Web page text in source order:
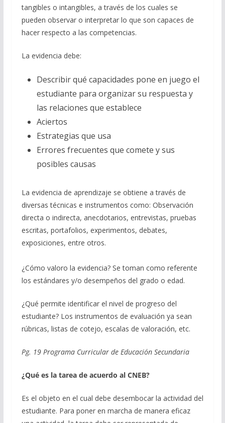
tangibles o intangibles, a través de los cuales se
pueden observar o interpretar lo que son capaces de
hacer respecto a las competencias.
La evidencia debe:
Describir qué capacidades pone en juego el
estudiante para organizar su respuesta y
las relaciones que establece
Aciertos
Estrategias que usa
Errores frecuentes que comete y sus
posibles causas
La evidencia de aprendizaje se obtiene a través de
diversas técnicas e instrumentos como: Observación
directa o indirecta, anecdotarios, entrevistas, pruebas
escritas, portafolios, experimentos, debates,
exposiciones, entre otros.
¿Cómo valoro la evidencia? Se toman como referente
los estándares y/o desempeños del grado o edad.
¿Qué permite identificar el nivel de progreso del
estudiante? Los instrumentos de evaluación ya sean
rúbricas, listas de cotejo, escalas de valoración, etc.
Pg. 19 Programa Curricular de Educación Secundaria
¿Qué es la tareade acuerdo al CNEB?
Es el objeto en el cual debe desembocar la actividad del
estudiante. Para poner en marcha de manera eficaz